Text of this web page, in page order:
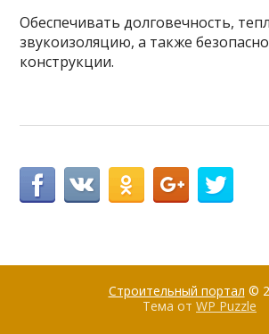
Обеспечивать долговечность,
звукоизоляцию, а также
конструкции.
Строительный портал ©
Тема от WP Puzzle